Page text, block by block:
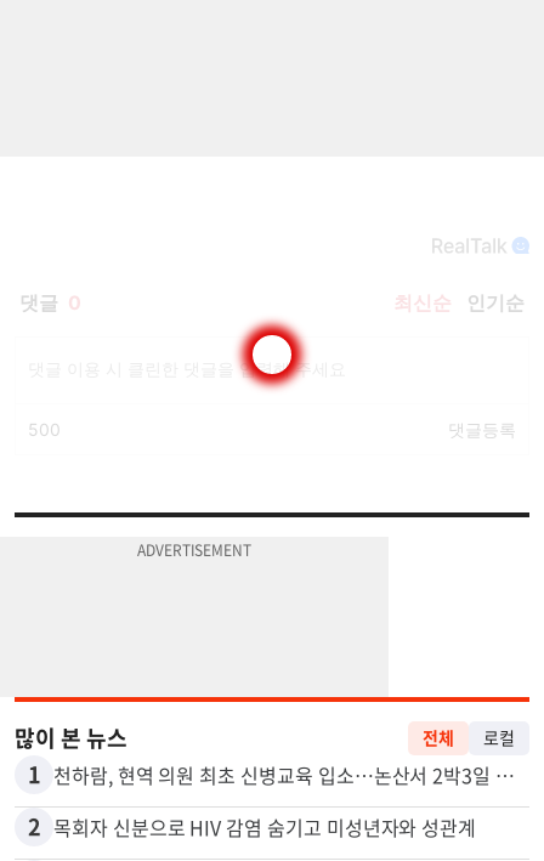
많이 본 뉴스 전체 로컬
1 천하람, 현역 의원 최초 신병교육 입소…논산서 2박3일 생활
2 목회자 신분으로 HIV 감염 숨기고 미성년자와 성관계